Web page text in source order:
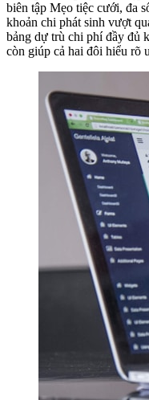
biên tập Mẹo tiệc cưới, đa
khoản chi phát sinh vượt
bảng dự trù chi phí đầy đủ
còn giúp cả hai đôi hiểu rõ